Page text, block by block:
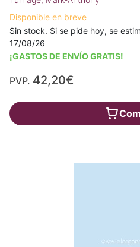
Disponible en breve
Sin stock. Si se pide hoy, se
17/08/26
¡GASTOS DE ENVÍO GRATIS!
PVP. 42,20€